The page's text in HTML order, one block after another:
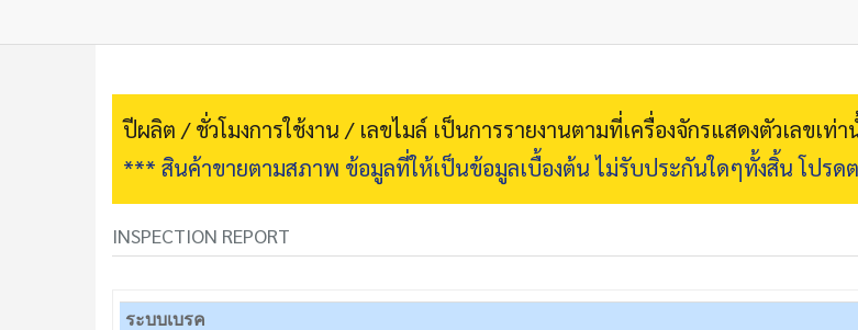
ปีผลิต / ชั่วโมงการใช้งาน / เลขไมล์ เป็นการรายงานตามที่เครื่องจักรแสดงตัวเลขเท่า
*** สินค้าขายตามสภาพ ข้อมูลที่ให้เป็นข้อมูลเบื้องต้น ไม่รับประกันใดๆทั้งสิ้น โปรด
INSPECTION REPORT
ระบบเบรค